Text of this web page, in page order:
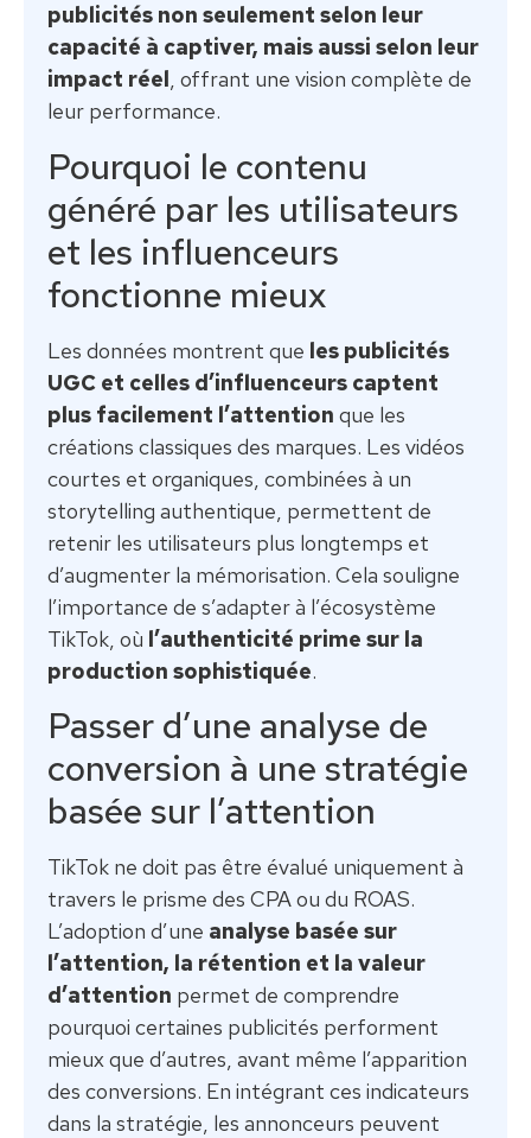
publicités non seulement selon leur
capacité à captiver, mais aussi selon leur
impact réel, offrant une vision complète de
leur performance.
Pourquoi le contenu
généré par les utilisateurs
et les influenceurs
fonctionne mieux
Les données montrent que les publicités
UGC et celles d’influenceurs captent
plus facilement l’attention que les
créations classiques des marques. Les vidéos
courtes et organiques, combinées à un
storytelling authentique, permettent de
retenir les utilisateurs plus longtemps et
d’augmenter la mémorisation. Cela souligne
l’importance de s’adapter à l’écosystème
TikTok, où l’authenticité prime sur la
production sophistiquée.
Passer d’une analyse de
conversion à une stratégie
basée sur l’attention
TikTok ne doit pas être évalué uniquement à
travers le prisme des CPA ou du ROAS.
L’adoption d’une analyse basée sur
l’attention, la rétention et la valeur
d’attention permet de comprendre
pourquoi certaines publicités performent
mieux que d’autres, avant même l’apparition
des conversions. En intégrant ces indicateurs
dans la stratégie, les annonceurs peuvent